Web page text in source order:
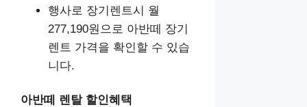
행사로 장기렌트시 월
277,190원으로 아반떼 장기
렌트 가격을 확인할 수 있습
니다.
아반떼 렌탈 할인혜택